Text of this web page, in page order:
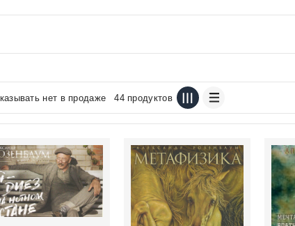
нет в продаже 44 продуктов